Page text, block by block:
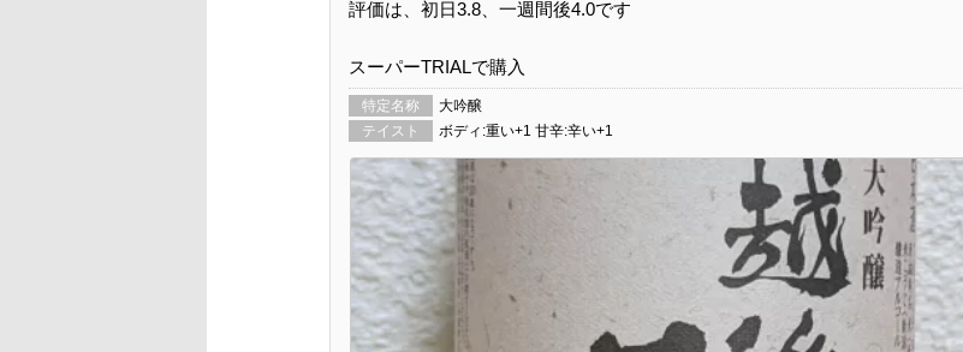
評価は、初日3.8、一週間後4.0です
スーパーTRIALで購入
特定名称
大吟醸
テイスト
ボディ:重い+1 甘辛:辛い+1